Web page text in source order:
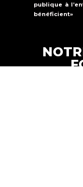
publique à
bénéficient»